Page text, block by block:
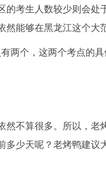
考生人数较少则会处
能够在黑龙江这个大
两个，这两个考点的具
然不算很多。所以，老
少天呢？老烤鸭建议